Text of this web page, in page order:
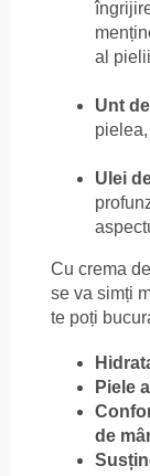
al
Unt
Ulei
Cu crema
se va simți
te poți
Piele
de